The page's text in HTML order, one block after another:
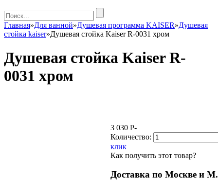
Главная»Для ванной»Душевая программа KAISER»Душевая
стойка kaiser»Душевая стойка Kaiser R-0031 хром
Душевая стойка Kaiser R-
0031 хром
3 030 P-
Количество:
клик
Как получить этот товар?
Доставка по Москве и